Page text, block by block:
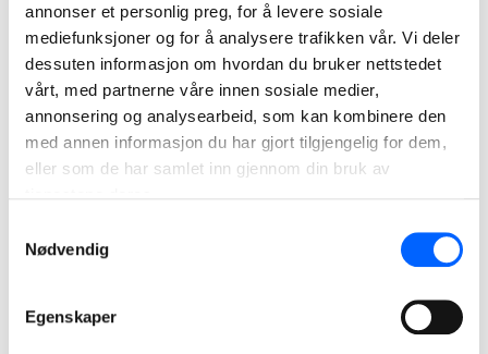
annonser et personlig preg, for å levere sosiale
mediefunksjoner og for å analysere trafikken vår. Vi deler
dessuten informasjon om hvordan du bruker nettstedet
vårt, med partnerne våre innen sosiale medier,
annonsering og analysearbeid, som kan kombinere den
med annen informasjon du har gjort tilgjengelig for dem,
eller som de har samlet inn gjennom din bruk av
Nødvendig
Egenskaper
Våre verdier
NCC er et selskap som er styrt av sine verdier. Ettersom
våre forretningspartnere utgjør en viktig del av
virksomheten, forventer vi at også de respekterer og stiller
seg bak våre verdier.